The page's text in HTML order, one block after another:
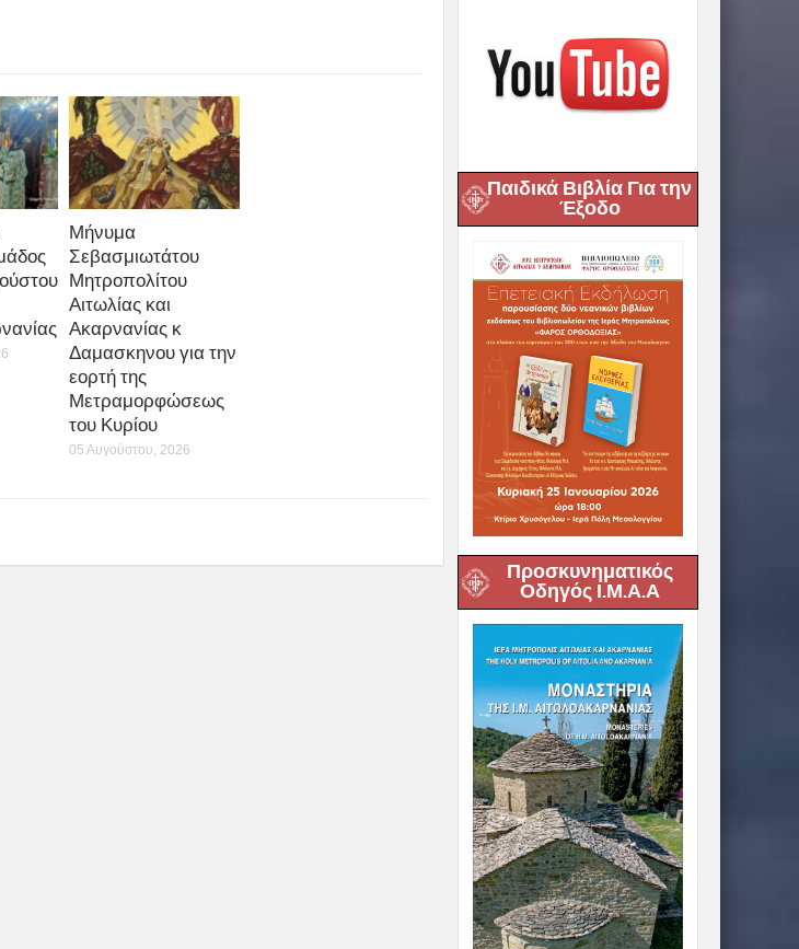
Μήνυμα
Σεβασμιωτάτου
Μητροπολίτου
Αιτωλίας και
Ακαρνανίας κ
Δαμασκηνου για την
εορτή της
Μετραμορφώσεως
του Κυρίου
05 Αυγούστου, 2026
Παιδικά Βιβλία Για την
Έξοδο
Προσκυνηματικός
Οδηγός Ι.Μ.Α.Α